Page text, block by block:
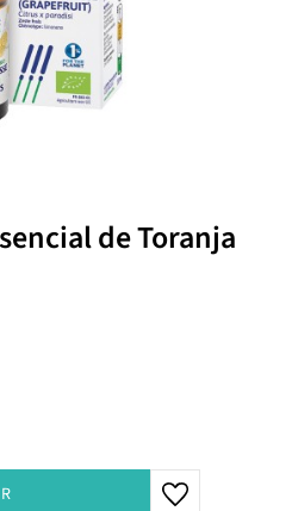
de Toranja